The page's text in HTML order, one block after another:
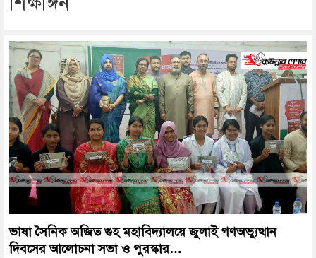
ভাষা সৈনিক অজিত গুহ মহাবিদ্যালয়ে জুলাই গণঅভ্যুত্থান
দিবসের আলোচনা সভা ও পুরস্কার…